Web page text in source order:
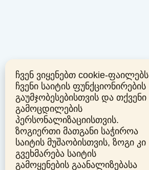
ჩვენ ვიყენებთ cookie-ფაილებს
ჩვენი საიტის ფუნქციონირების
გაუმჯობესებისთვის და თქვენი
გამოცდილების
პერსონალიზაციისთვის.
ზოგიერთი მათგანი საჭიროა
საიტის მუშაობისთვის, ზოგი კი
გვეხმარება საიტის
გამოყენების გაანალიზებასა